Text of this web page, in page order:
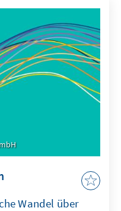
Wandel über